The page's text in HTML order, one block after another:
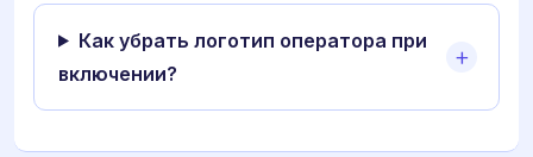
Как убрать логотип оператора при
включении?